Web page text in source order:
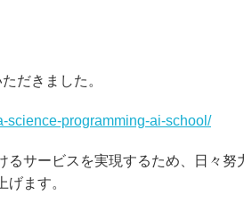
だきました。
science-programming-ai-school/
サービスを実現するため、日々努
ます。